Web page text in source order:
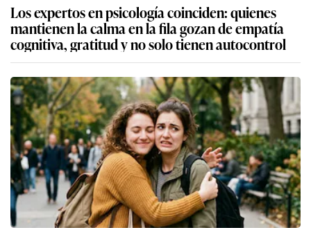
Los expertos en psicología coinciden: quienes
mantienen la calma en la fila gozan de empatía
cognitiva, gratitud y no solo tienen autocontrol